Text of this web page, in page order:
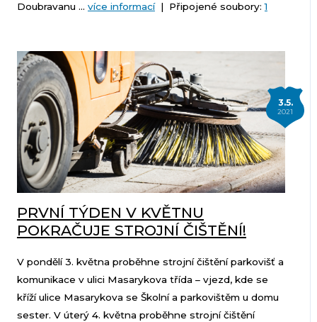
Doubravanu ... více informací| Připojené soubory:1
3.5.
2021
PRVNÍ TÝDEN V KVĚTNU
POKRAČUJE STROJNÍ ČIŠTĚNÍ!
V pondělí 3. května proběhne strojní čištění parkovišť a
komunikace v ulici Masarykova třída – vjezd, kde se
kříží ulice Masarykova se Školní a parkovištěm u domu
sester. V úterý 4. května proběhne strojní čištění